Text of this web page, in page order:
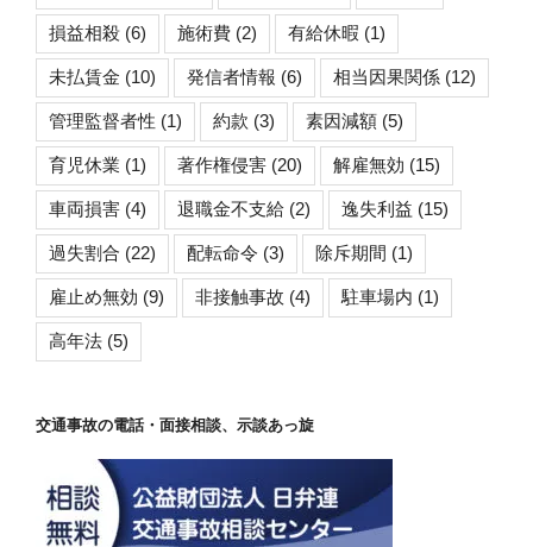
損益相殺 (6) 施術費 (2) 有給休暇 (1)
未払賃金 (10) 発信者情報 (6) 相当因果関係 (12)
管理監督者性 (1) 約款 (3) 素因減額 (5)
育児休業 (1) 著作権侵害 (20) 解雇無効 (15)
車両損害 (4) 退職金不支給 (2) 逸失利益 (15)
過失割合 (22) 配転命令 (3) 除斥期間 (1)
雇止め無効 (9) 非接触事故 (4) 駐車場内 (1)
高年法 (5)
交通事故の電話・面接相談、示談あっ旋